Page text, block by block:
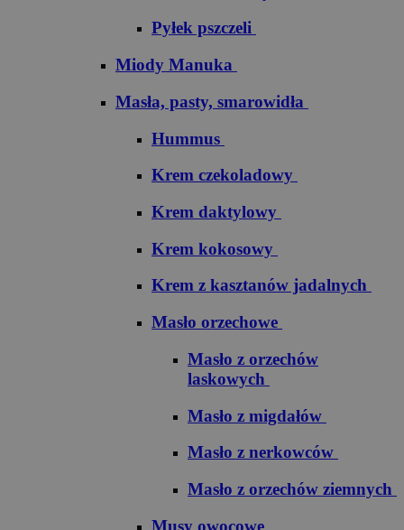
Pyłek pszczeli
Miody Manuka
Masła, pasty, smarowidła
Hummus
Krem czekoladowy
Krem daktylowy
Krem kokosowy
Krem z kasztanów jadalnych
Masło orzechowe
Masło z orzechów
laskowych
Masło z migdałów
Masło z nerkowców
Masło z orzechów ziemnych
Musy owocowe